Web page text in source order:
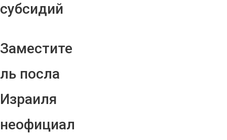
субсидий
Заместите
ль посла
Израиля
неофициал